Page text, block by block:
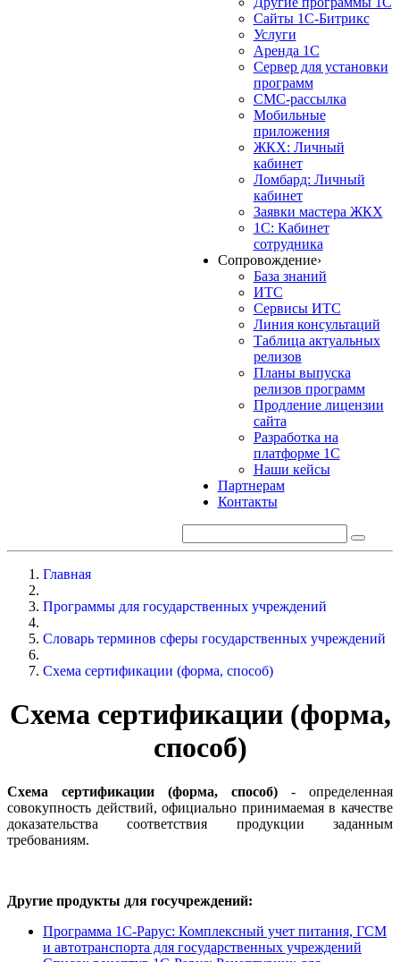
Сайты 1С-Битрикс
Услуги
Аренда 1С
Сервер для установки
программ
СМС-рассылка
Мобильные
приложения
ЖКХ: Личный
кабинет
Ломбард: Личный
кабинет
Заявки мастера ЖКХ
1С: Кабинет
сотрудника
Сопровождение›
База знаний
ИТС
Сервисы ИТС
Линия консультаций
Таблица актуальных
релизов
Планы выпуска
релизов программ
Продление лицензии
сайта
Разработка на
платформе 1С
Наши кейсы
Партнерам
Контакты
Главная
Программы для государственных учреждений
Словарь терминов сферы государственных учреждений
Схема сертификации (форма, способ)
Схема сертификации (форма,
способ)
Схема сертификации (форма, способ) - определенная
совокупность действий, официально принимаемая в качестве
доказательства соответствия продукции заданным
требованиям.
Другие продукты для госучреждений:
Программа 1С-Рарус: Комплексный учет питания, ГСМ
и автотранспорта для государственных учреждений